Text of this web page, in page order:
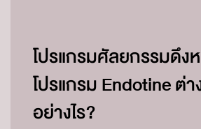
โปรแกรมศัลยกรรมดึง
โปรแกรม Endotine ต่
อย่างไร?